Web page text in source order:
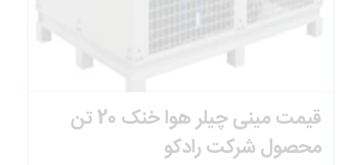
قیمت مینی چیلر هوا خنک 20 تن
محصول شرکت رادکو